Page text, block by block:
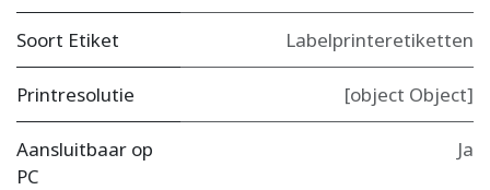
Soort Etiket Labelprinteretiketten
Printresolutie [object Object]
Aansluitbaar op
PC
Ja